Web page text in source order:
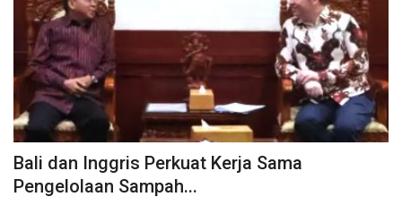
Bali dan Inggris Perkuat Kerja Sama
Pengelolaan Sampah...